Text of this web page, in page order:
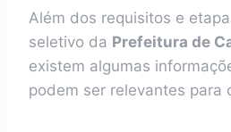
Além dos requisitos e
seletivo da Prefeitura de
existem algumas
podem ser relevantes para